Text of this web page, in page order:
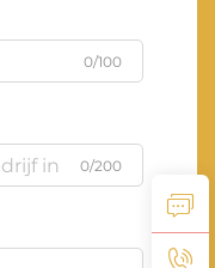
0/100
0/200